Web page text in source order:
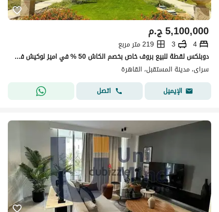
ج.م5,100,000
4
3
219 متر مربع
دوبلكس لقطة للبيع بروف خاص بخصم الكاش 50 % في اميز لوكيش في مدينة المستقبل في كمبوند سراي بجوار مدينتي ودقايق من التجمع الخامس والعاصمة الادارية
سراى، مدينة المستقبل، القاهرة
الإيميل
اتصل